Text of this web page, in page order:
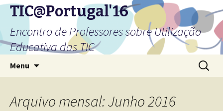
TIC@Portugal'16
Encontro de Professores sobre Utilização
Educativa das TIC
Menu
conteúdo
por:
Arquivo mensal: Junho 2016